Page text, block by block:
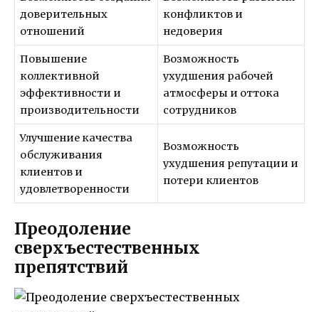
доверительных
отношений
конфликтов и
недоверия
Повышение
коллективной
эффективности и
производительности
Возможность
ухудшения рабочей
атмосферы и оттока
сотрудников
Улучшение качества
обслуживания
клиентов и
удовлетворенности
Возможность
ухудшения репутации и
потери клиентов
Преодоление
сверхъестественных
препятствий